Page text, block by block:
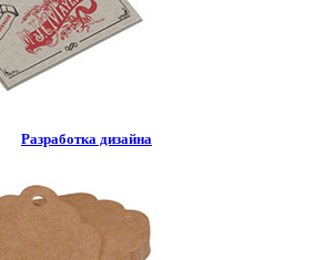
Разработка дизайна